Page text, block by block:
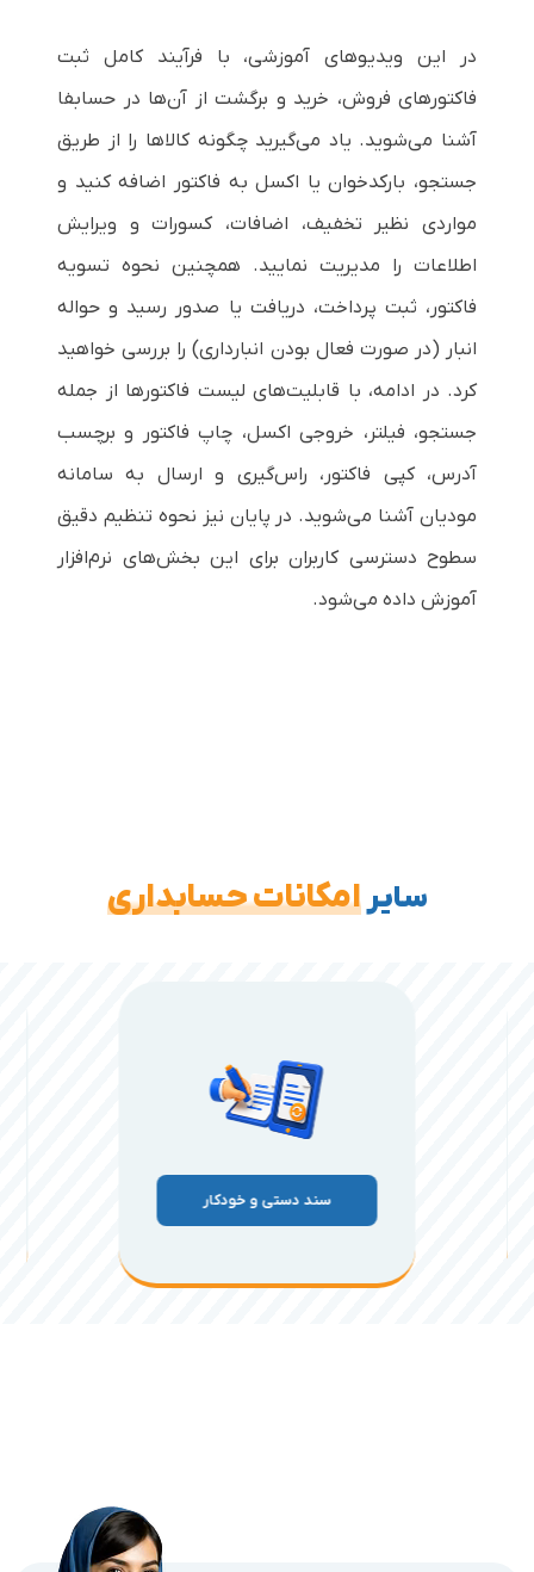
در این ویدیوهای آموزشی، با فرآیند کامل ثبت
فاکتورهای فروش، خرید و برگشت از آن‌ها در حسابفا
آشنا می‌شوید. یاد می‌گیرید چگونه کالاها را از طریق
جستجو، بارکدخوان یا اکسل به فاکتور اضافه کنید و
مواردی نظیر تخفیف، اضافات، کسورات و ویرایش
اطلاعات را مدیریت نمایید. همچنین نحوه تسویه
فاکتور، ثبت پرداخت، دریافت یا صدور رسید و حواله
انبار (در صورت فعال بودن انبارداری) را بررسی خواهید
کرد. در ادامه، با قابلیت‌های لیست فاکتورها از جمله
جستجو، فیلتر، خروجی اکسل، چاپ فاکتور و برچسب
آدرس، کپی فاکتور، راس‌گیری و ارسال به سامانه
مودیان آشنا می‌شوید. در پایان نیز نحوه تنظیم دقیق
سطوح دسترسی کاربران برای این بخش‌های نرم‌افزار
آموزش داده می‌شود.
سایرامکانات حسابداری
سند دستی و خودکار